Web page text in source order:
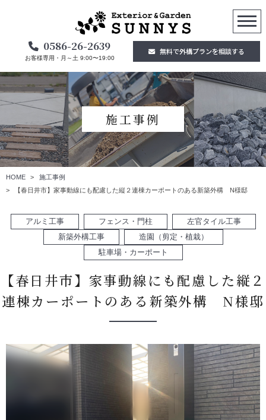
0586-26-2639
お客様専用・月～土 9:00〜19:00
無料で外構プランを相談する
施工事例
HOME
施工事例
【春日井市】家事動線にも配慮した縦２連棟カーポートのある新築外構 N様邸
【春日井市】家事動線にも配慮した縦２
連棟カーポートのある新築外構 N様邸
アルミ工事 フェンス・門柱
左官タイル工事
新築外構工事
造園（剪定・植栽）
駐車場・カーポート